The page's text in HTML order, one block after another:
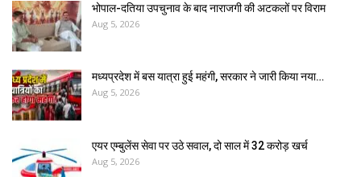
भोपाल-दतिया उपचुनाव के बाद नाराजगी की अटकलों पर विराम
Aug 5, 2026
मध्यप्रदेश में बस यात्रा हुई महंगी, सरकार ने जारी किया नया…
Aug 5, 2026
एयर एम्बुलेंस सेवा पर उठे सवाल, दो साल में ₹32 करोड़ खर्च
Aug 5, 2026